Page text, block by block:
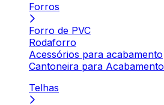
Forros
Forro de PVC
Rodaforro
Acessórios para acabamento
Cantoneira para Acabamento
Telhas